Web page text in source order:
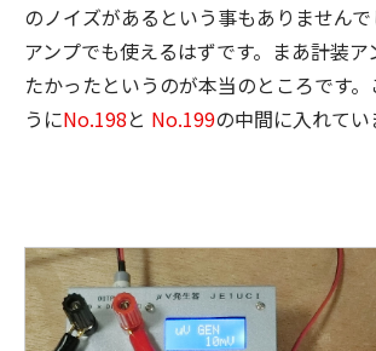
のノイズがあるという事もありません
アンプでも使えるはずです。まあ計装ア
たかったというのが本当のところです
うにNo.198と No.199の中間に入れてい